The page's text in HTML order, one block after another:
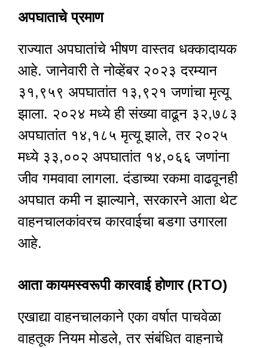
अपघाताचे प्रमाण
राज्यात अपघातांचे भीषण वास्तव धक्कादायक
आहे. जानेवारी ते नोव्हेंबर २०२३ दरम्यान
३१,९५९ अपघातांत १३,९२१ जणांचा मृत्यू
झाला. २०२४ मध्ये ही संख्या वाढून ३२,७८३
अपघातांत १४,१८५ मृत्यू झाले, तर २०२५
मध्ये ३३,००२ अपघातांत १४,०६६ जणांना
जीव गमवावा लागला. दंडाच्या रकमा वाढवूनही
अपघात कमी न झाल्याने, सरकारने आता थेट
वाहनचालकांवरच कारवाईचा बडगा उगारला
आहे.
आता कायमस्वरूपी कारवाई होणार (RTO)
एखाद्या वाहनचालकाने एका वर्षात पाचवेळा
वाहतूक नियम मोडले, तर संबंधित वाहनाचे